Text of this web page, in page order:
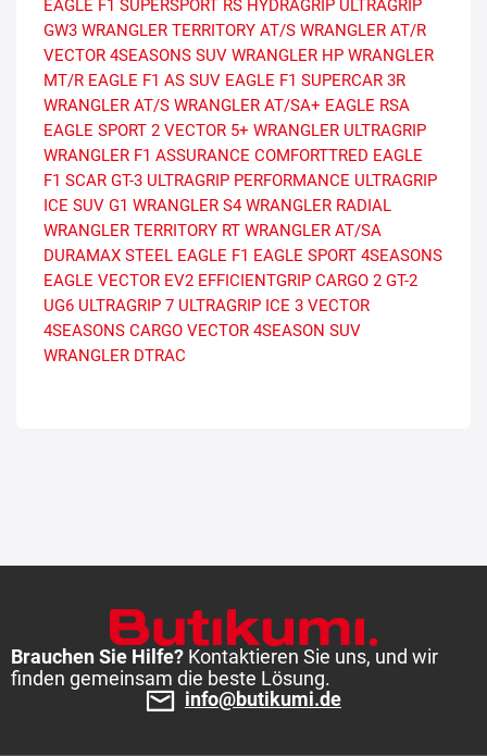
EAGLE F1 SUPERSPORT RS HYDRAGRIP ULTRAGRIP
GW3 WRANGLER TERRITORY AT/S WRANGLER AT/R
VECTOR 4SEASONS SUV WRANGLER HP WRANGLER
MT/R EAGLE F1 AS SUV EAGLE F1 SUPERCAR 3R
WRANGLER AT/S WRANGLER AT/SA+ EAGLE RSA
EAGLE SPORT 2 VECTOR 5+ WRANGLER ULTRAGRIP
WRANGLER F1 ASSURANCE COMFORTTRED EAGLE
F1 SCAR GT-3 ULTRAGRIP PERFORMANCE ULTRAGRIP
ICE SUV G1 WRANGLER S4 WRANGLER RADIAL
WRANGLER TERRITORY RT WRANGLER AT/SA
DURAMAX STEEL EAGLE F1 EAGLE SPORT 4SEASONS
EAGLE VECTOR EV2 EFFICIENTGRIP CARGO 2 GT-2
UG6 ULTRAGRIP 7 ULTRAGRIP ICE 3 VECTOR
4SEASONS CARGO VECTOR 4SEASON SUV
WRANGLER DTRAC
Brauchen Sie Hilfe? Kontaktieren Sie uns, und wir
finden gemeinsam die beste Lösung.
info@butikumi.de